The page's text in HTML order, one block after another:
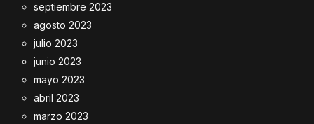
septiembre 2023
agosto 2023
julio 2023
junio 2023
mayo 2023
abril 2023
marzo 2023